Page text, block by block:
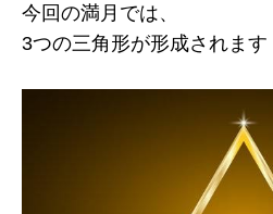
今回の満月では、
3つの三角形が形成されます